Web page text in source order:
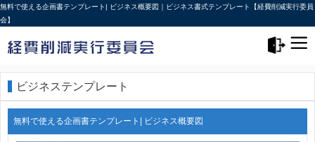
無料で使える企画書テンプレート| ビジネス概要図｜ビジネス書式テンプレート【経費削減実行委員
会】
ビジネステンプレート
無料で使える企画書テンプレート| ビジネス概要図